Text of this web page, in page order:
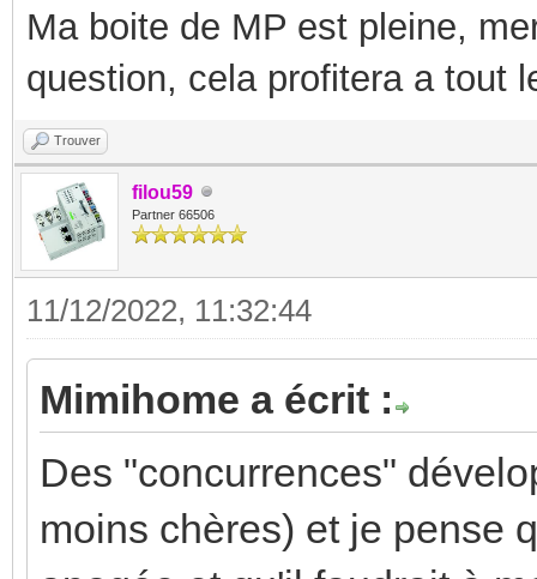
Ma boite de MP est pleine,
question, cela profitera a tout
Trouver
filou59
Partner 66506
11/12/2022, 11:32:44
Mimihome a écrit :
Des "concurrences"
moins chères) et je pense